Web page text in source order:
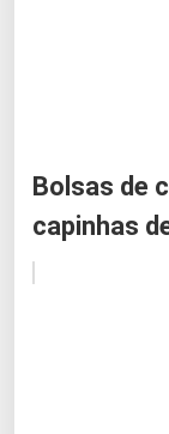
Bolsas de
capinhas